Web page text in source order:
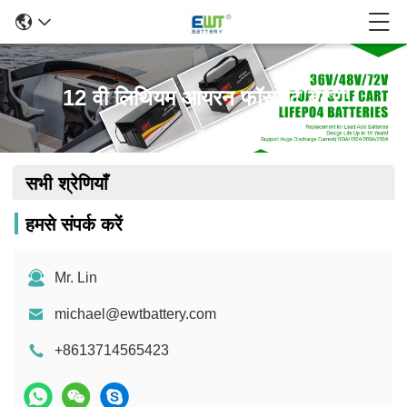
12 वी लिथियम आयरन फॉस्फेट बैटरी
सभी श्रेणियाँ
हमसे संपर्क करें
Mr. Lin
michael@ewtbattery.com
+8613714565423